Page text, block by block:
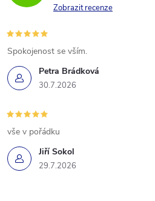
Zobrazit recenze
Petra Brádková
30.7.2026
Spokojenost se vším.
Jiří Sokol
29.7.2026
vše v pořádku